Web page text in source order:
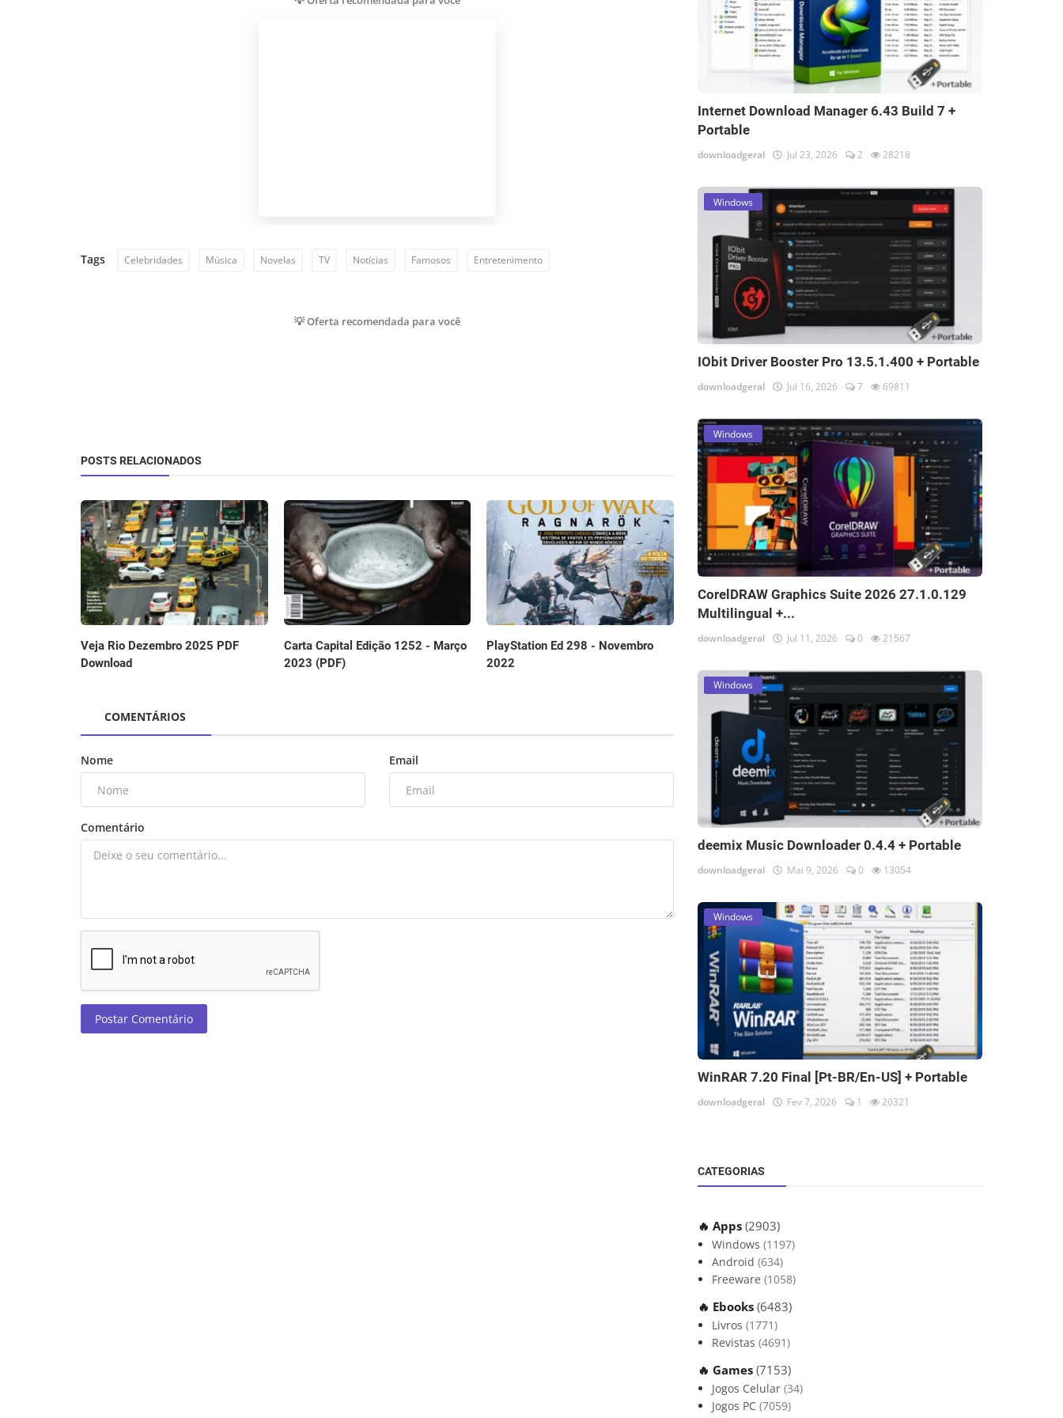
Tags Celebridades Música Novelas TV Notícias Famosos Entretenimento
💡 Oferta recomendada para você
POSTS RELACIONADOS
Veja Rio Dezembro 2025 PDF
Download
Carta Capital Edição 1252 - Março
2023 (PDF)
PlayStation Ed 298 - Novembro
2022
COMENTÁRIOS
Nome Email
Comentário
Postar Comentário
Internet Download Manager 6.43 Build 7 +
Portable
downloadgeral Jul 23, 2026 2 28218
Windows
IObit Driver Booster Pro 13.5.1.400 + Portable
downloadgeral Jul 16, 2026 7 69811
Windows
CorelDRAW Graphics Suite 2026 27.1.0.129
Multilingual +...
downloadgeral Jul 11, 2026 0 21567
Windows
deemix Music Downloader 0.4.4 + Portable
downloadgeral Mai 9, 2026 0 13054
Windows
WinRAR 7.20 Final [Pt-BR/En-US] + Portable
downloadgeral Fev 7, 2026 1 20321
CATEGORIAS
🔥 Apps (2903)
Windows (1197)
Android (634)
Freeware (1058)
🔥 Ebooks (6483)
Livros (1771)
Revistas (4691)
🔥 Games (7153)
Jogos Celular (34)
Jogos PC (7059)